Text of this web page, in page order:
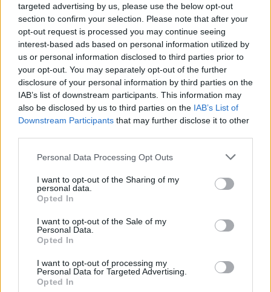
targeted advertising by us, please use the below opt-out
section to confirm your selection. Please note that after your
opt-out request is processed you may continue seeing
interest-based ads based on personal information utilized by
us or personal information disclosed to third parties prior to
your opt-out. You may separately opt-out of the further
disclosure of your personal information by third parties on the
IAB’s list of downstream participants. This information may
also be disclosed by us to third parties on the IAB’s List of
Downstream Participants that may further disclose it to other
Personal Data Processing Opt Outs
I want to opt-out of the Sharing of my
personal data.
Opted In
I want to opt-out of the Sale of my
Personal Data.
Opted In
I want to opt-out of processing my
Personal Data for Targeted Advertising.
Opted In
Denna gången bokade vi ett f.d palats/ slott.